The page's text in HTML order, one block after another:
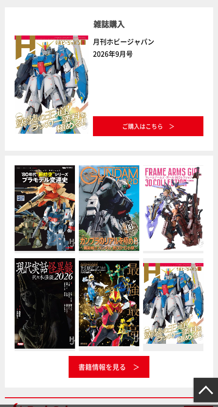
雑誌購入
月刊ホビージャパン
2026年9月号
ご購入はこちら
書籍情報を見る